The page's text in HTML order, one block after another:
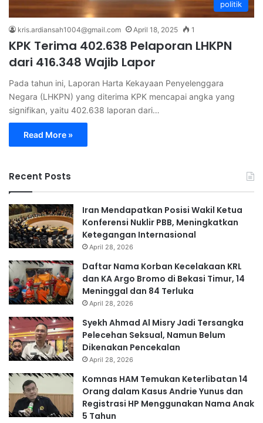
politik
kris.ardiansah1004@gmail.com April 18, 2025 1
KPK Terima 402.638 Pelaporan LHKPN
dari 416.348 Wajib Lapor
Pada tahun ini, Laporan Harta Kekayaan Penyelenggara
Negara (LHKPN) yang diterima KPK mencapai angka yang
signifikan, yaitu 402.638 laporan dari…
Read More »
Recent Posts
Iran Mendapatkan Posisi Wakil Ketua
Konferensi Nuklir PBB, Meningkatkan
Ketegangan Internasional
April 28, 2026
Daftar Nama Korban Kecelakaan KRL
dan KA Argo Bromo di Bekasi Timur, 14
Meninggal dan 84 Terluka
April 28, 2026
Syekh Ahmad Al Misry Jadi Tersangka
Pelecehan Seksual, Namun Belum
Dikenakan Pencekalan
April 28, 2026
Komnas HAM Temukan Keterlibatan 14
Orang dalam Kasus Andrie Yunus dan
Registrasi HP Menggunakan Nama Anak
5 Tahun